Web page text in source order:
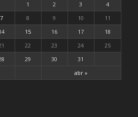
abr »
1 2 3
4
7 8 9 10
11
15 16 17
18
22 23 24
25
29 30 31